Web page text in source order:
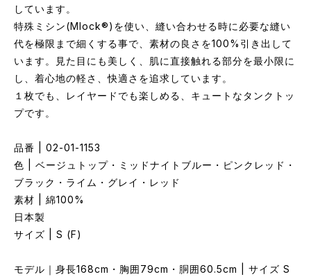
しています。
特殊ミシン(Mlock®)を使い、縫い合わせる時に必要な縫い
代を極限まで細くする事で、素材の良さを100%引き出して
います。見た目にも美しく、肌に直接触れる部分を最小限に
し、着心地の軽さ、快適さを追求しています。
１枚でも、レイヤードでも楽しめる、キュートなタンクトッ
プです。
品番 | 02-01-1153
色 | ベージュトップ・ミッドナイトブルー・ピンクレッド・
ブラック・ライム・グレイ・レッド
素材 | 綿100%
日本製
サイズ | S (F)
モデル｜身長168cm・胸囲79cm・胴囲60.5cm | サイズ S